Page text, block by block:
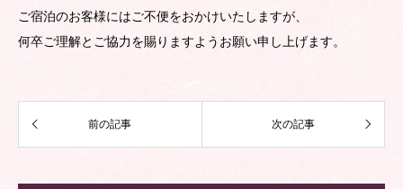
ご宿泊のお客様にはご不便をおかけいたしますが、
何卒ご理解とご協力を賜りますようお願い申し上げます。